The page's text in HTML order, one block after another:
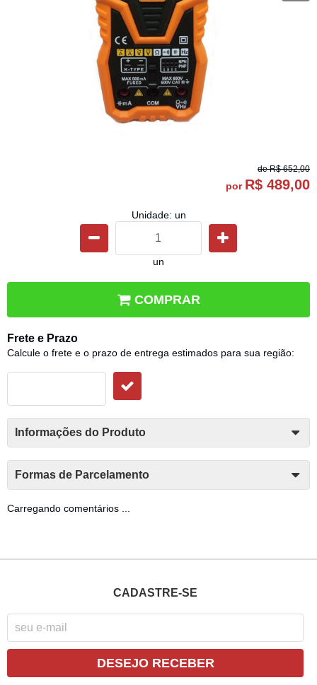
de R$ 652,00
por R$ 489,00
Unidade: un
un
COMPRAR
Frete e Prazo
Calcule o frete e o prazo de entrega estimados para sua região:
Informações do Produto
Formas de Parcelamento
Carregando comentários ...
CADASTRE-SE
DESEJO RECEBER